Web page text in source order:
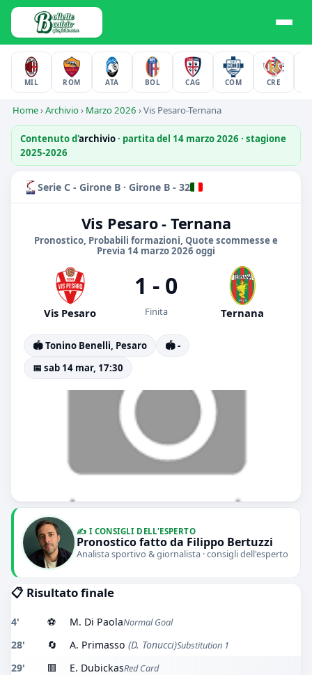
MIL ROM ATA BOL CAG COM CRE
Home›Archivio› Marzo 2026 ›Vis Pesaro-Ternana
Contenuto d'archivio· partita del 14 marzo 2026 · stagione
2025-2026
Serie C - Girone B · Girone B - 32
Vis Pesaro - Ternana
Pronostico, Probabili formazioni, Quote scommesse e
Previa 14 marzo 2026 oggi
Vis Pesaro
1 - 0
Finita Ternana
🏟️ Tonino Benelli, Pesaro
🏟️ -
📅 sab 14 mar, 17:30
✍️ I CONSIGLI DELL'ESPERTO
Pronostico fatto da Filippo Bertuzzi
Analista sportivo & giornalista · consigli dell'esperto
📋 Risultato finale
4' ⚽ M. Di PaolaNormal Goal
28' 🔄 A. Primasso (D. Tonucci)Substitution 1
29' 🟥 E. DubickasRed Card